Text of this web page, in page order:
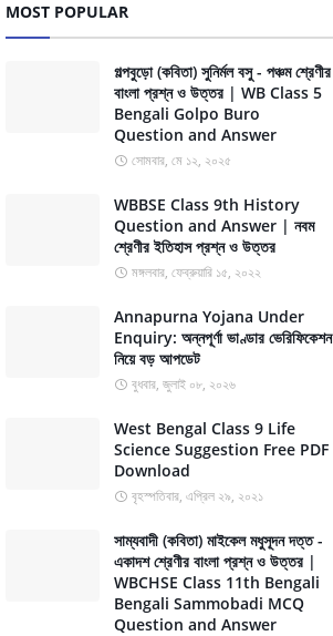
MOST POPULAR
গল্পবুড়ো (কবিতা) সুনির্মল বসু - পঞ্চম শ্রেণীর
বাংলা প্রশ্ন ও উত্তর | WB Class 5
Bengali Golpo Buro
Question and Answer
সোমবার, মে ১২, ২০২৫
WBBSE Class 9th History
Question and Answer | নবম
শ্রেণীর ইতিহাস প্রশ্ন ও উত্তর
মঙ্গলবার, ফেব্রুয়ারি ১৫, ২০২২
Annapurna Yojana Under
Enquiry: অন্নপূর্ণা ভাণ্ডার ভেরিফিকেশন
নিয়ে বড় আপডেট
বুধবার, জুলাই ০৮, ২০২৬
West Bengal Class 9 Life
Science Suggestion Free PDF
Download
বৃহস্পতিবার, এপ্রিল ২৯, ২০২১
সাম্যবাদী (কবিতা) মাইকেল মধুসূদন দত্ত -
একাদশ শ্রেণীর বাংলা প্রশ্ন ও উত্তর |
WBCHSE Class 11th Bengali
Bengali Sammobadi MCQ
Question and Answer